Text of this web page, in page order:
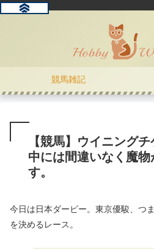
競馬雑記
【競馬】ウイニング
中には間違いなく魔物
す。
今日は日本ダービー。東京優駿、つ
を決めるレース。